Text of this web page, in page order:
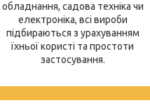
обладнання, садова техніка чи
електроніка, всі вироби
підбираються з урахуванням
їхньої користі та простоти
застосування.